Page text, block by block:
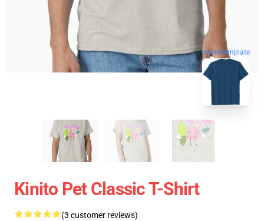
blank template
Kinito Pet Classic T-Shirt
(3 customer reviews)